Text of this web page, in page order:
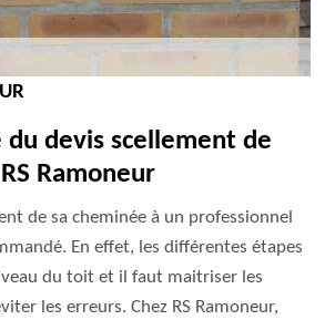
du devis scellement de
Ramoneur
de sa cheminée à un professionnel
En effet, les différentes étapes
du toit et il faut maitriser les
les erreurs. Chez RS Ramoneur,